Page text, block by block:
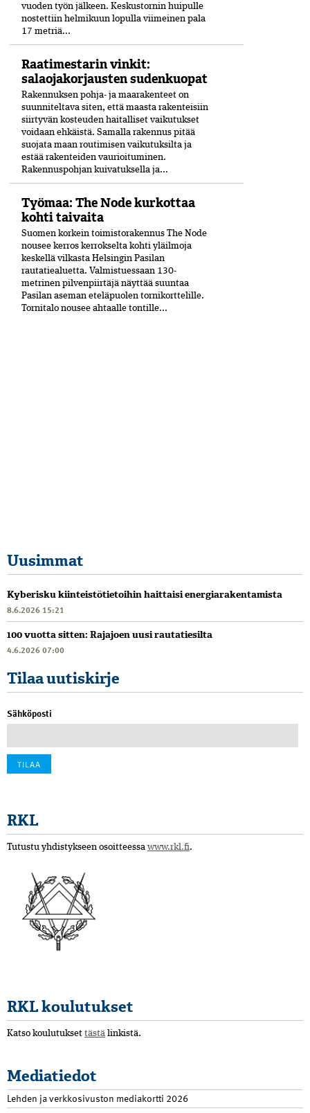
vuoden työn jälkeen. Keskustornin huipulle
nostettiin helmikuun lopulla viimeinen pala
17 metriä...
Raatimestarin vinkit:
salaojakorjausten sudenkuopat
Rakennuksen pohja- ja maarakenteet on
suunniteltava siten, että maasta rakenteisiin
siirtyvän kosteuden haitalliset vaikutukset
voidaan ehkäistä. Samalla rakennus pitää
suojata maan routimisen vaikutuksilta ja
estää rakenteiden vaurioituminen.
Rakennuspohjan kuivatuksella ja...
Työmaa: The Node kurkottaa
kohti taivaita
Suomen korkein toimistorakennus The Node
nousee kerros kerrokselta kohti yläilmoja
keskellä vilkasta Helsingin Pasilan
rautatiealuetta. Valmistuessaan 130-
metrinen pilvenpiirtäjä näyttää suuntaa
Pasilan aseman eteläpuolen tornikorttelille.
Tornitalo nousee ahtaalle tontille...
Uusimmat
Kyberisku kiinteistötietoihin haittaisi energiarakentamista
8.6.2026 15:21
100 vuotta sitten: Rajajoen uusi rautatiesilta
4.6.2026 07:00
Tilaa uutiskirje
Sähköposti
RKL
Tutustu yhdistykseen osoitteessa www.rkl.fi.
RKL koulutukset
Katso koulutukset tästä linkistä.
Mediatiedot
Lehden ja verkkosivuston mediakortti 2026